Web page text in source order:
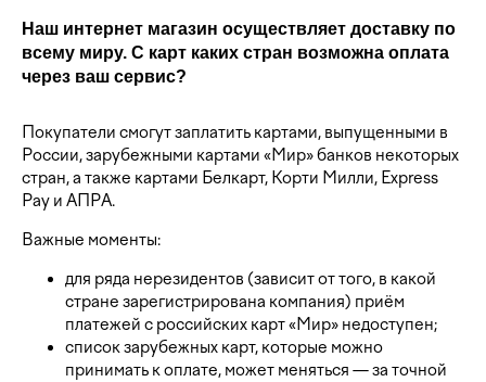
Наш интернет магазин осуществляет доставку по
всему миру. С карт каких стран возможна оплата
через ваш сервис?
Покупатели смогут заплатить картами, выпущенными в
России, зарубежными картами «Мир» банков некоторых
стран, а также картами Белкарт, Корти Милли, Express
Pay и АПРА.
Важные моменты:
для ряда нерезидентов (зависит от того, в какой
стране зарегистрирована компания) приём
платежей с российских карт «Мир» недоступен;
список зарубежных карт, которые можно
принимать к оплате, может меняться — за точной